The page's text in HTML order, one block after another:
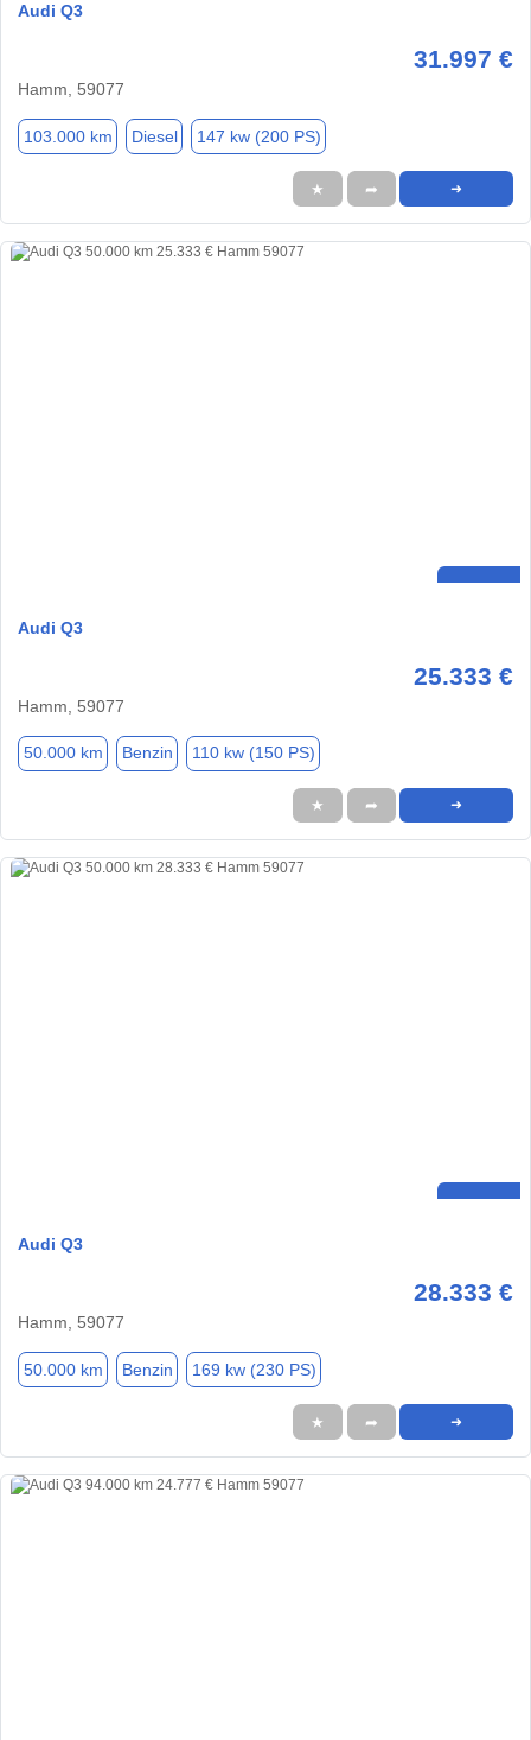
Audi Q3
31.997 €
Hamm, 59077
103.000 km Diesel 147 kw (200 PS)
★ ➦ ➜
Audi Q3
25.333 €
Hamm, 59077
50.000 km Benzin 110 kw (150 PS)
★ ➦ ➜
Audi Q3
28.333 €
Hamm, 59077
50.000 km Benzin 169 kw (230 PS)
★ ➦ ➜